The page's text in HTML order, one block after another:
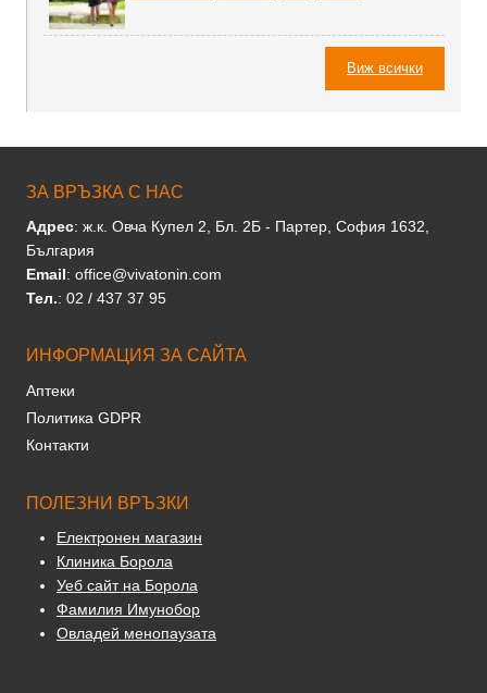
Виж всички
ЗА ВРЪЗКА С НАС
Адрес: ж.к. Овча Купел 2, Бл. 2Б - Партер, София 1632,
България
Email: office@vivatonin.com
Тел.: 02 / 437 37 95
ИНФОРМАЦИЯ ЗА САЙТА
Аптеки
Политика GDPR
Контакти
ПОЛЕЗНИ ВРЪЗКИ
Електронен магазин
Клиника Борола
Уеб сайт на Борола
Фамилия Имунобор
Овладей менопаузата